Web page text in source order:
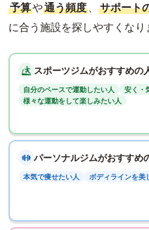
予算や通う頻度 、 サポート
に合う施設を探しやすくなり
スポーツジムがおすすめの
自分のペースで運動したい人
安く・
様々な運動をして楽しみたい人
パーソナルジムがおすすめ
本気で痩せたい人 ボディラインを美